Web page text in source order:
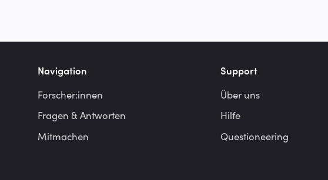
Navigation
Forscher:innen
Fragen & Antworten
Mitmachen
Support
Über uns
Hilfe
Questioneering